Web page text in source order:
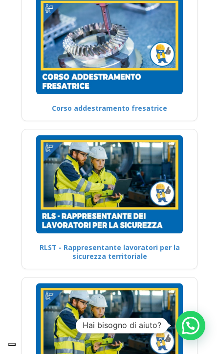
Corso addestramento fresatrice
RLST - Rappresentante lavoratori per la
sicurezza territoriale
Hai bisogno di aiuto?